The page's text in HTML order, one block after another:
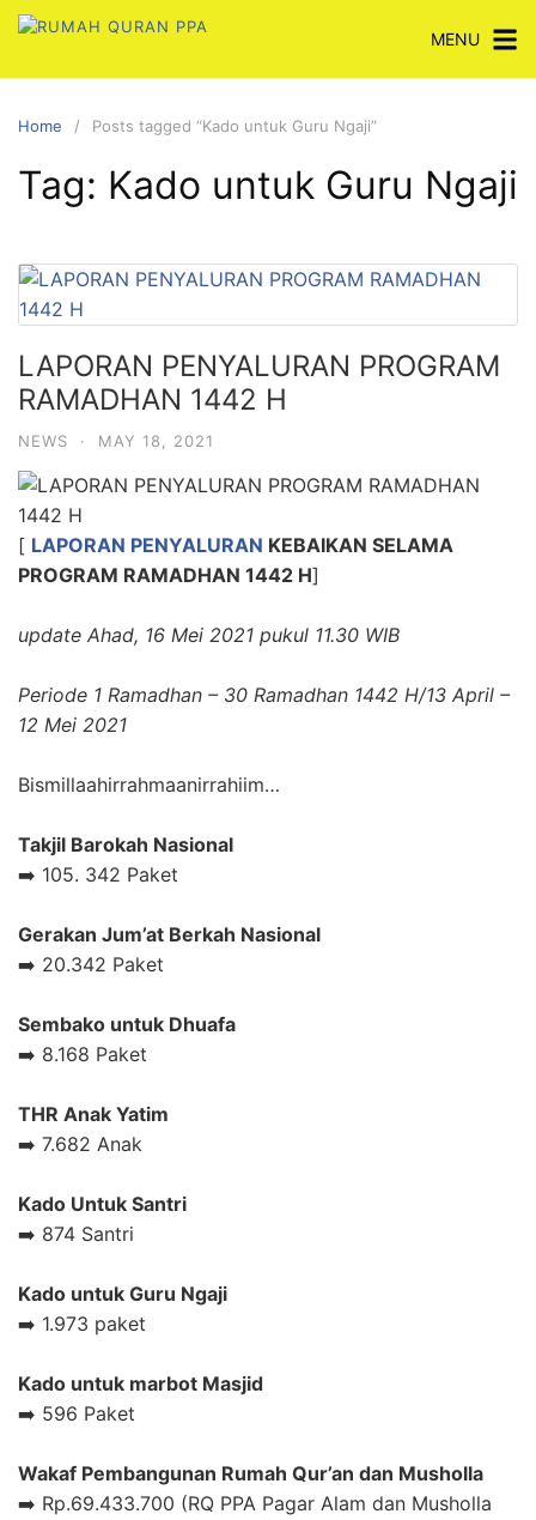
Skip
content
MENU
Home Posts tagged “Kado untuk Guru Ngaji”
Tag: Kado untuk Guru Ngaji
LAPORAN PENYALURAN PROGRAM
RAMADHAN 1442 H
NEWS · MAY 18, 2021
[ LAPORAN PENYALURAN KEBAIKAN SELAMA
PROGRAM RAMADHAN 1442 H]
update Ahad, 16 Mei 2021 pukul 11.30 WIB
Periode 1 Ramadhan – 30 Ramadhan 1442 H/13 April –
12 Mei 2021
Bismillaahirrahmaanirrahiim…
Takjil Barokah Nasional
➡️ 105. 342 Paket
Gerakan Jum’at Berkah Nasional
➡️ 20.342 Paket
Sembako untuk Dhuafa
➡️ 8.168 Paket
THR Anak Yatim
➡️ 7.682 Anak
Kado Untuk Santri
➡️ 874 Santri
Kado untuk Guru Ngaji
➡️ 1.973 paket
Kado untuk marbot Masjid
➡️ 596 Paket
Wakaf Pembangunan Rumah Qur’an dan Musholla
➡️ Rp.69.433.700 (RQ PPA Pagar Alam dan Musholla